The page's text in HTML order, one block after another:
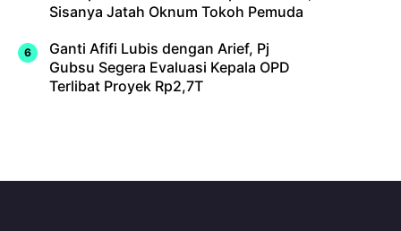
Sisanya Jatah Oknum Tokoh Pemuda
Ganti Afifi Lubis dengan Arief, Pj
Gubsu Segera Evaluasi Kepala OPD
Terlibat Proyek Rp2,7T